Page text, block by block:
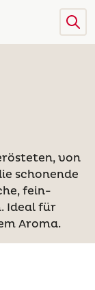
von
schonende
fein-
Ideal für
Aroma.